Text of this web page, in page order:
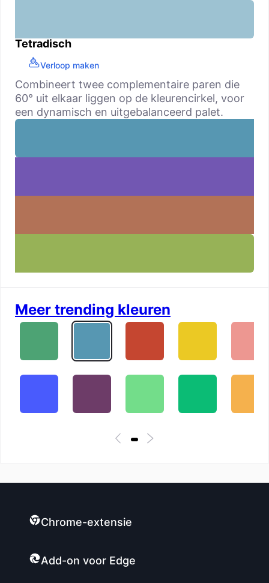
Tetradisch
Verloop maken
Combineert twee complementaire paren die
60° uit elkaar liggen op de kleurencirkel, voor
een dynamisch en uitgebalanceerd palet.
Meer trending kleuren
Chrome-extensie
Add-on voor Edge